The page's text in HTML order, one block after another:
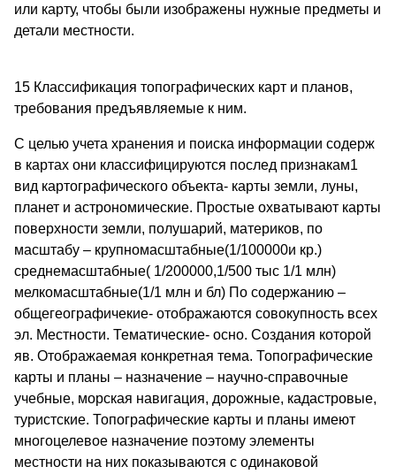
или карту, чтобы были изображены нужные предметы и
детали местности.
15 Классификация топографических карт и планов,
требования предъявляемые к ним.
С целью учета хранения и поиска информации содерж
в картах они классифицируются послед признакам1
вид картографического объекта- карты земли, луны,
планет и астрономические. Простые охватывают карты
поверхности земли, полушарий, материков, по
масштабу – крупномасштабные(1/100000и кр.)
среднемасштабные( 1/200000,1/500 тыс 1/1 млн)
мелкомасштабные(1/1 млн и бл) По содержанию –
общегеографичекие- отображаются совокупность всех
эл. Местности. Тематические- осно. Создания которой
яв. Отображаемая конкретная тема. Топографические
карты и планы – назначение – научно-справочные
учебные, морская навигация, дорожные, кадастровые,
туристские. Топографические карты и планы имеют
многоцелевое назначение поэтому элементы
местности на них показываются с одинаковой